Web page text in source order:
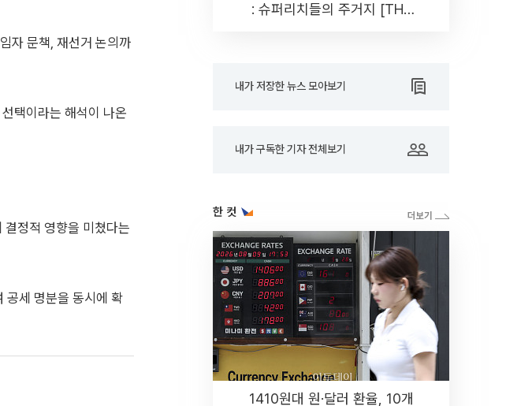
자 문책, 재선거 논의까
택이라는 해석이 나온
정적 영향을 미쳤다는
공세 명분을 동시에 확
: 슈퍼리치들의 주거지 [THE
내가 저장한 뉴스 모아보기
내가 구독한 기자 전체보기
한 컷
1410원대 원·달러 환율, 10개